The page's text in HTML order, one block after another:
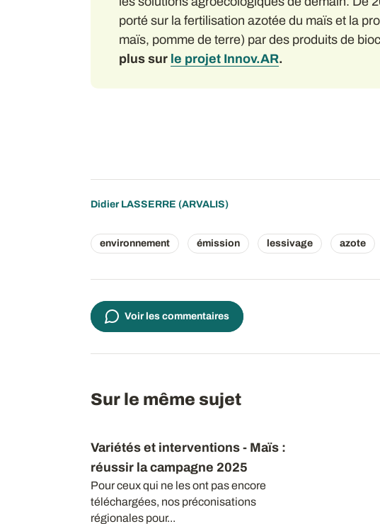
porté sur la fertilisation azotée du maïs et la
maïs, pomme de terre) par des produits de
plus sur le projet Innov.AR.
Didier LASSERRE (ARVALIS)
environnement émission lessivage azote
Voir les commentaires
Sur le même sujet
Variétés et interventions - Maïs :
réussir la campagne 2025
Pour ceux qui ne les ont pas encore
téléchargées, nos préconisations
régionales pour...